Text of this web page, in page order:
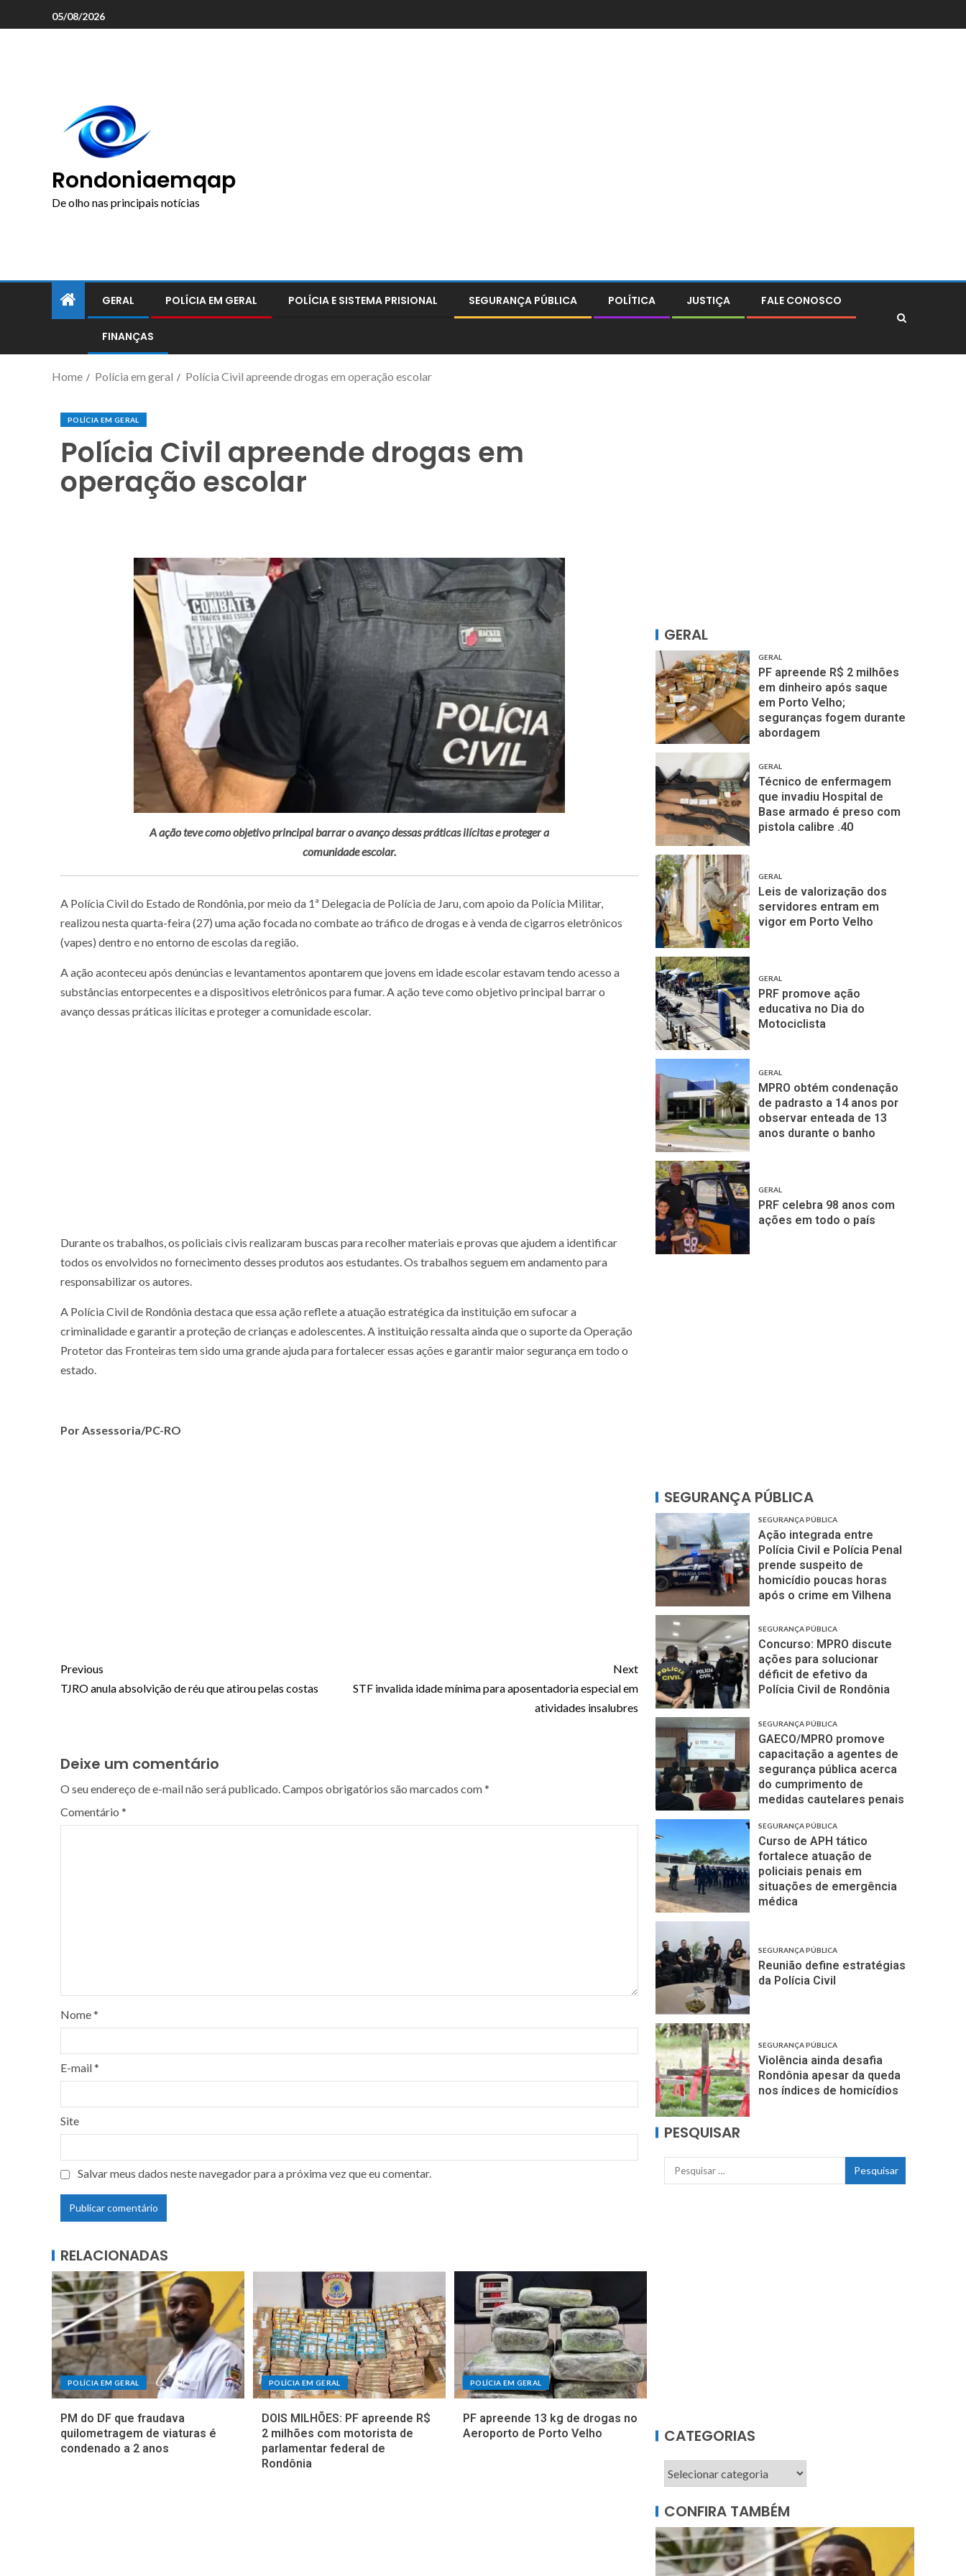
05/08/2026
Rondoniaemqap
De olho nas principais notícias
GERAL POLÍCIA EM GERAL POLÍCIA E SISTEMA PRISIONAL SEGURANÇA PÚBLICA POLÍTICA JUSTIÇA FALE CONOSCO
FINANÇAS
Home Polícia em geral Polícia Civil apreende drogas em operação escolar
POLÍCIA EM GERAL
Polícia Civil apreende drogas em
operação escolar
A ação teve como objetivo principal barrar o avanço dessas práticas ilícitas e proteger a
comunidade escolar.
A Polícia Civil do Estado de Rondônia, por meio da 1ª Delegacia de Polícia de Jaru, com apoio da Polícia Militar,
realizou nesta quarta-feira (27) uma ação focada no combate ao tráfico de drogas e à venda de cigarros eletrônicos
(vapes) dentro e no entorno de escolas da região.
A ação aconteceu após denúncias e levantamentos apontarem que jovens em idade escolar estavam tendo acesso a
substâncias entorpecentes e a dispositivos eletrônicos para fumar. A ação teve como objetivo principal barrar o
avanço dessas práticas ilícitas e proteger a comunidade escolar.
Durante os trabalhos, os policiais civis realizaram buscas para recolher materiais e provas que ajudem a identificar
todos os envolvidos no fornecimento desses produtos aos estudantes. Os trabalhos seguem em andamento para
responsabilizar os autores.
A Polícia Civil de Rondônia destaca que essa ação reflete a atuação estratégica da instituição em sufocar a
criminalidade e garantir a proteção de crianças e adolescentes. A instituição ressalta ainda que o suporte da Operação
Protetor das Fronteiras tem sido uma grande ajuda para fortalecer essas ações e garantir maior segurança em todo o
estado.
Por Assessoria/PC-RO
Previous
TJRO anula absolvição de réu que atirou pelas costas
Next
STF invalida idade mínima para aposentadoria especial em
atividades insalubres
Deixe um comentário
O seu endereço de e-mail não será publicado.Campos obrigatórios são marcados com*
Comentário *
Nome*
E-mail*
Site
Salvar meus dados neste navegador para a próxima vez que eu comentar.
RELACIONADAS
POLÍCIA EM GERAL
PM do DF que fraudava
quilometragem de viaturas é
condenado a 2 anos
POLÍCIA EM GERAL
DOIS MILHÕES: PF apreende R$
2 milhões com motorista de
parlamentar federal de
Rondônia
POLÍCIA EM GERAL
PF apreende 13 kg de drogas no
Aeroporto de Porto Velho
GERAL
GERAL
PF apreende R$ 2 milhões
em dinheiro após saque
em Porto Velho;
seguranças fogem durante
abordagem
GERAL
Técnico de enfermagem
que invadiu Hospital de
Base armado é preso com
pistola calibre .40
GERAL
Leis de valorização dos
servidores entram em
vigor em Porto Velho
GERAL
PRF promove ação
educativa no Dia do
Motociclista
GERAL
MPRO obtém condenação
de padrasto a 14 anos por
observar enteada de 13
anos durante o banho
GERAL
PRF celebra 98 anos com
ações em todo o país
SEGURANÇA PÚBLICA
SEGURANÇA PÚBLICA
Ação integrada entre
Polícia Civil e Polícia Penal
prende suspeito de
homicídio poucas horas
após o crime em Vilhena
SEGURANÇA PÚBLICA
Concurso: MPRO discute
ações para solucionar
déficit de efetivo da
Polícia Civil de Rondônia
SEGURANÇA PÚBLICA
GAECO/MPRO promove
capacitação a agentes de
segurança pública acerca
do cumprimento de
medidas cautelares penais
SEGURANÇA PÚBLICA
Curso de APH tático
fortalece atuação de
policiais penais em
situações de emergência
médica
SEGURANÇA PÚBLICA
Reunião define estratégias
da Polícia Civil
SEGURANÇA PÚBLICA
Violência ainda desafia
Rondônia apesar da queda
nos índices de homicídios
PESQUISAR
CATEGORIAS
CONFIRA TAMBÉM